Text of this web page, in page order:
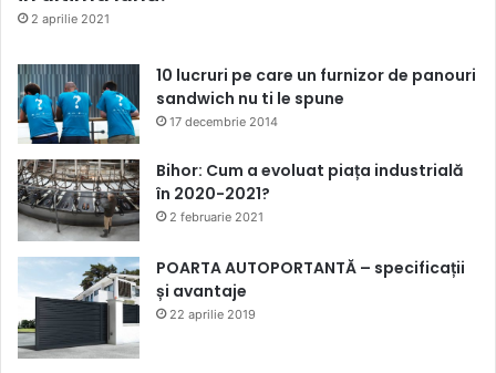
2 aprilie 2021
10 lucruri pe care un furnizor de panouri
sandwich nu ti le spune
17 decembrie 2014
Bihor: Cum a evoluat piața industrială
în 2020-2021?
2 februarie 2021
POARTA AUTOPORTANTĂ – specificații
și avantaje
22 aprilie 2019